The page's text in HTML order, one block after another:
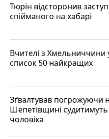
Тюрін відсторонив
спійманого на хабарі
Вчителі з Хмельниччини
список 50 найкращих
Зґвалтував погрожуючи
Шепетівщині судитимуть
чоловіка